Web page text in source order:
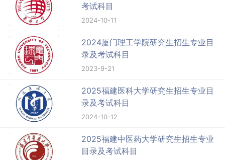
考试科目
2024-10-11
2024厦门理工学院研究生招生专业目
录及考试科目
2023-9-21
2025福建医科大学研究生招生专业目
录及考试科目
2024-10-12
2025福建中医药大学研究生招生专业
目录及考试科目